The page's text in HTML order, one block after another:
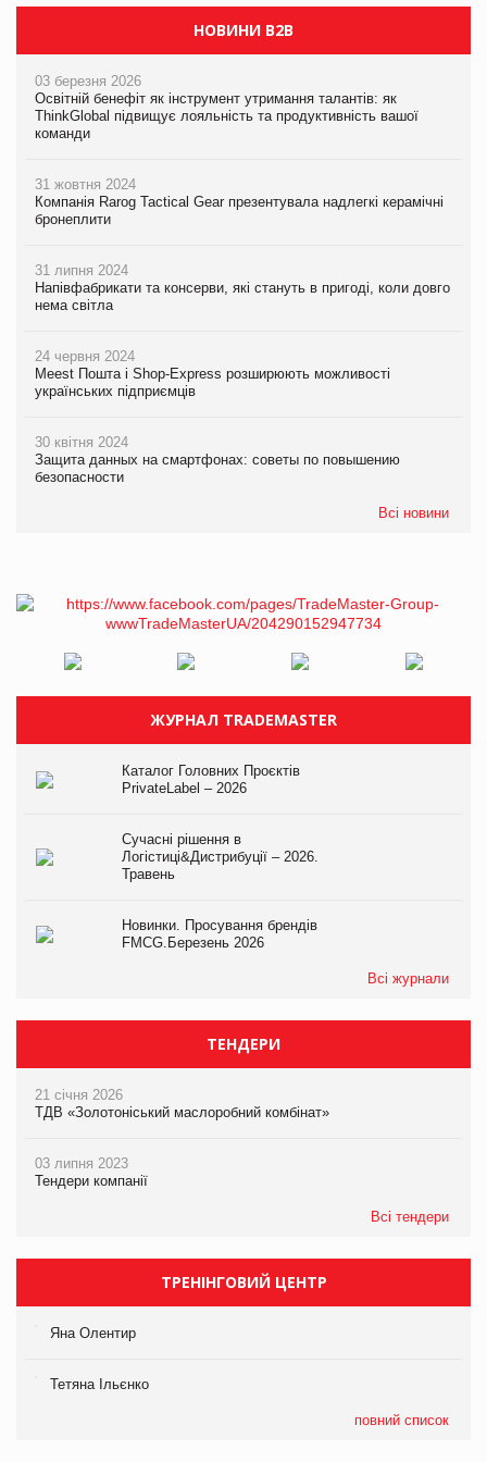
НОВИНИ B2B
03 березня 2026
Освітній бенефіт як інструмент утримання талантів: як
ThinkGlobal підвищує лояльність та продуктивність вашої
команди
31 жовтня 2024
Компанія Rarog Tactical Gear презентувала надлегкі керамічні
бронеплити
31 липня 2024
Напівфабрикати та консерви, які стануть в пригоді, коли довго
нема світла
24 червня 2024
Meest Пошта і Shop-Express розширюють можливості
українських підприємців
30 квітня 2024
Защита данных на смартфонах: советы по повышению
безопасности
Всі новини
ЖУРНАЛ TRADEMASTER
Каталог Головних Проєктів
PrivateLabel – 2026
Сучасні рішення в
Логістиці&Дистрибуції – 2026.
Травень
Новинки. Просування брендів
FMCG.Березень 2026
Всі журнали
ТЕНДЕРИ
21 січня 2026
ТДВ «Золотоніський маслоробний комбінат»
03 липня 2023
Тендери компанії
Всі тендери
ТРЕНІНГОВИЙ ЦЕНТР
Яна Олентир
Тетяна Ільєнко
повний список